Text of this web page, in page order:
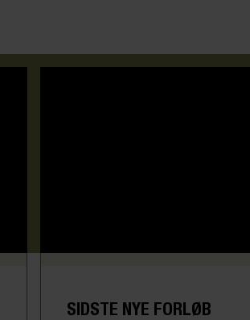
SIDSTE NYE FORLØB